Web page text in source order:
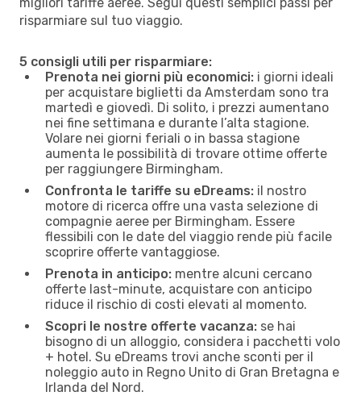
risparmiare sul tuo viaggio.
5 consigli utili per risparmiare:
Prenota nei giorni più economici: i giorni ideali
per acquistare biglietti da Amsterdam sono tra
martedì e giovedì. Di solito, i prezzi aumentano
nei fine settimana e durante l’alta stagione.
Volare nei giorni feriali o in bassa stagione
aumenta le possibilità di trovare ottime offerte
per raggiungere Birmingham.
Confronta le tariffe su eDreams: il nostro
motore di ricerca offre una vasta selezione di
compagnie aeree per Birmingham. Essere
flessibili con le date del viaggio rende più facile
scoprire offerte vantaggiose.
Prenota in anticipo: mentre alcuni cercano
offerte last-minute, acquistare con anticipo
riduce il rischio di costi elevati al momento.
Scopri le nostre offerte vacanza: se hai
bisogno di un alloggio, considera i pacchetti volo
+ hotel. Su eDreams trovi anche sconti per il
noleggio auto in Regno Unito di Gran Bretagna e
Irlanda del Nord.